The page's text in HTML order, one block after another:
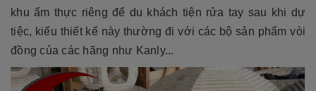
khu ẩm thực riêng để du khách tiện rửa tay sau khi dự
tiệc, kiểu thiết kế này thường đi với các bộ sản phẩm vòi
đồng của các hãng như Kanly...